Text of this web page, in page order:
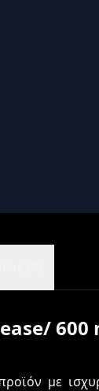
600
με